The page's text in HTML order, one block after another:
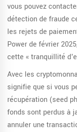
vous pouvez
détection de fraude
les rejets de
Power de février
cette « tranquillité
Avec les
signifie que si vous
récupération (seed
fonds sont perdus à
annuler une